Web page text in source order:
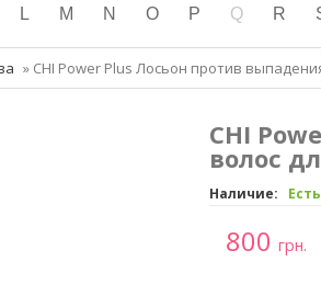
L M N O P Q R
» CHI Power Plus Лосьон против
CHI
волос
Наличие:
800 грн.